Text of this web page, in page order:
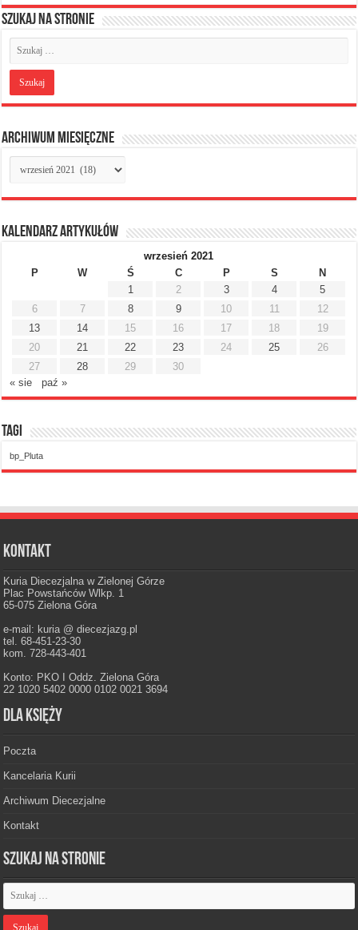
Szukaj na stronie
Archiwum miesięczne
Archiwum
miesięczne
Kalendarz artykułów
wrzesień 2021
P
W Ś C P S
N
1
2 3 4
5
6
7 8 9 10 11
12
13
14 15 16 17 18
19
20
21 22 23 24 25
26
27
28 29
30
« sie
paź »
Tagi
bp_Pluta
Kontakt
Kuria Diecezjalna w Zielonej Górze
Plac Powstańców Wlkp. 1
65-075 Zielona Góra
e-mail: kuria @ diecezjazg.pl
tel. 68-451-23-30
kom. 728-443-401
Konto: PKO I Oddz. Zielona Góra
22 1020 5402 0000 0102 0021 3694
Dla księży
Poczta
Kancelaria Kurii
Archiwum Diecezjalne
Kontakt
Szukaj na stronie